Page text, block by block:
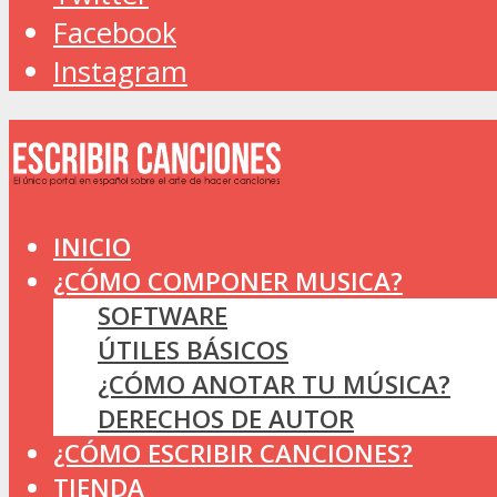
Facebook
Instagram
INICIO
¿CÓMO COMPONER MUSICA?
SOFTWARE
ÚTILES BÁSICOS
¿CÓMO ANOTAR TU MÚSICA?
DERECHOS DE AUTOR
¿CÓMO ESCRIBIR CANCIONES?
TIENDA